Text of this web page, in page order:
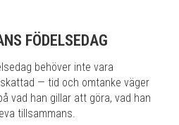
FÖDELSEDAG
behöver inte vara
— tid och omtanke väger
vad han gillar att göra, vad han
tillsammans.